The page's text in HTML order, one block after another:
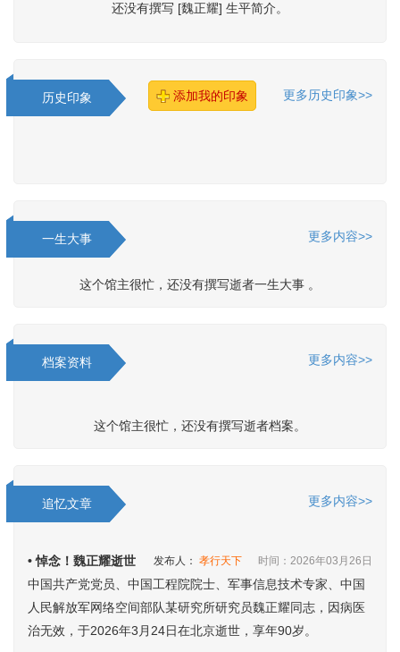
还没有撰写 [魏正耀] 生平简介。
历史印象 添加我的印象 更多历史印象>>
一生大事 更多内容>>
这个馆主很忙，还没有撰写逝者一生大事 。
档案资料 更多内容>>
这个馆主很忙，还没有撰写逝者档案。
追忆文章 更多内容>>
• 悼念！魏正耀逝世 发布人： 孝行天下 时间：2026年03月26日
中国共产党党员、中国工程院院士、军事信息技术专家、中国
人民解放军网络空间部队某研究所研究员魏正耀同志，因病医
治无效，于2026年3月24日在北京逝世，享年90岁。